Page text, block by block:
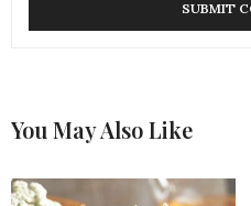
You May Also Like